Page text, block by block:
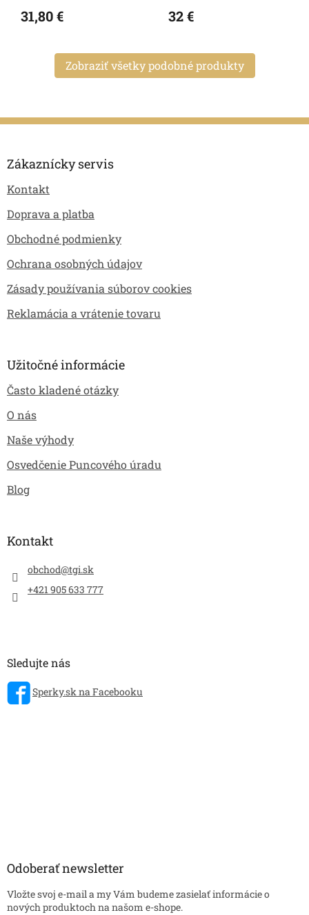
31,80 € 32 €
Zobraziť všetky podobné produkty
Zákaznícky servis
Kontakt
Doprava a platba
Obchodné podmienky
Ochrana osobných údajov
Zásady používania súborov cookies
Reklamácia a vrátenie tovaru
Užitočné informácie
Často kladené otázky
O nás
Naše výhody
Osvedčenie Puncového úradu
Blog
Kontakt
obchod@tgi.sk
+421 905 633 777
Sledujte nás
Sperky.sk na Facebooku
Odoberať newsletter
Vložte svoj e-mail a my Vám budeme zasielať informácie o
nových produktoch na našom e-shope.